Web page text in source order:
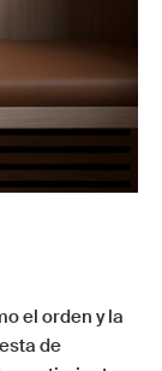
el orden y la
de